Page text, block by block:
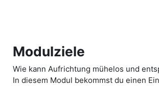
Modulziele
Wie kann Aufrichtung mühelos und
In diesem Modul bekommst du einen